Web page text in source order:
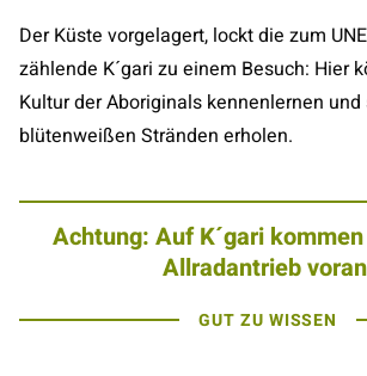
Der Küste vorgelagert, lockt die zum
zählende K´gari zu einem Besuch: Hier
Kultur der Aboriginals kennenlernen und
blütenweißen Stränden erholen.
Achtung: Auf K´gari
Allradantrieb
GUT ZU WISSEN